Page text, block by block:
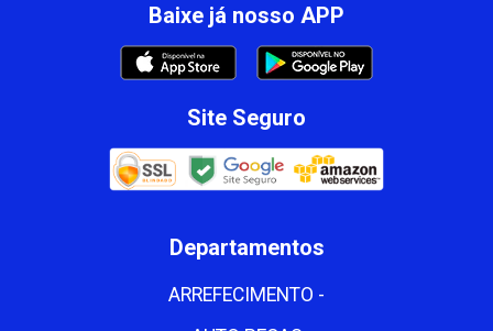
Baixe já nosso APP
Site Seguro
Departamentos
ARREFECIMENTO -